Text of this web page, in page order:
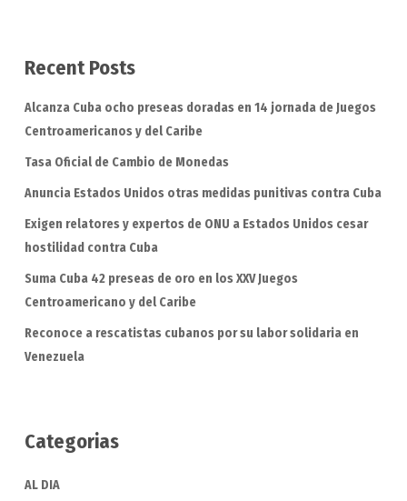
Recent Posts
Alcanza Cuba ocho preseas doradas en 14 jornada de Juegos
Centroamericanos y del Caribe
Tasa Oficial de Cambio de Monedas
Anuncia Estados Unidos otras medidas punitivas contra Cuba
Exigen relatores y expertos de ONU a Estados Unidos cesar
hostilidad contra Cuba
Suma Cuba 42 preseas de oro en los XXV Juegos
Centroamericano y del Caribe
Reconoce a rescatistas cubanos por su labor solidaria en
Venezuela
Categorias
AL DIA